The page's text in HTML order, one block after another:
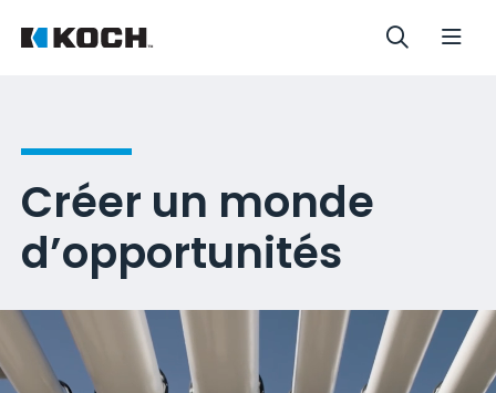
Créer un monde
d’opportunités